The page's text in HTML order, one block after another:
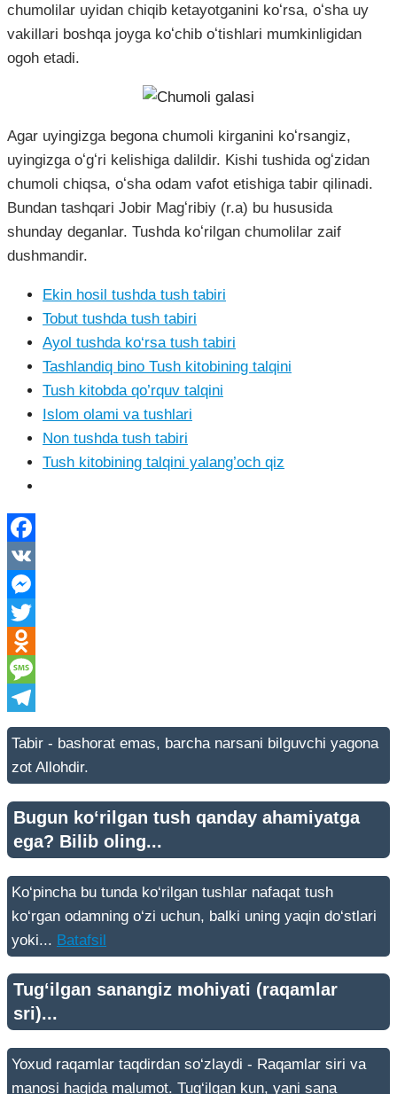
chumolilar uyidan chiqib ketayotganini koʻrsa, oʻsha uy
vakillari boshqa joyga koʻchib oʻtishlari mumkinligidan
ogoh etadi.
Agar uyingizga begona chumoli kirganini koʻrsangiz,
uyingizga oʻgʻri kelishiga dalildir. Kishi tushida ogʻzidan
chumoli chiqsa, oʻsha odam vafot etishiga tabir qilinadi.
Bundan tashqari Jobir Magʻribiy (r.a) bu hususida
shunday deganlar. Tushda koʻrilgan chumolilar zaif
dushmandir.
Ekin hosil tushda tush tabiri
Tobut tushda tush tabiri
Ayol tushda ko‘rsa tush tabiri
Tashlandiq bino Tush kitobining talqini
Tush kitobda qo’rquv talqini
Islom olami va tushlari
Non tushda tush tabiri
Tush kitobining talqini yalang’och qiz
Facebook
VK
Messenger
Twitter
Odnoklassniki
Message
Telegram
Tabir - bashorat emas, barcha narsani bilguvchi yagona
zot Allohdir.
Bugun ko‘rilgan tush qanday ahamiyatga
ega? Bilib oling...
Ko‘pincha bu tunda ko‘rilgan tushlar nafaqat tush
ko‘rgan odamning o‘zi uchun, balki uning yaqin do‘stlari
yoki... Batafsil
Tug‘ilgan sanangiz mohiyati (raqamlar
sri)...
Yoxud raqamlar taqdirdan so‘zlaydi - Raqamlar siri va
manosi haqida malumot. Tug‘ilgan kun, yani sana